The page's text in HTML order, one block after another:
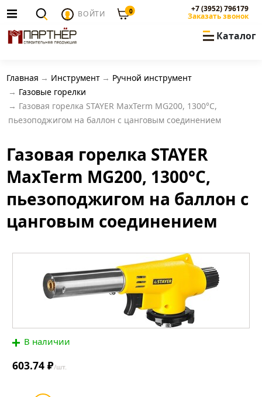
ВОЙТИ 0 +7 (3952) 796179
Заказать звонок
Каталог
Главная Инструмент
Ручной инструмент
Газовые горелки
Газовая горелка STAYER MaxTerm MG200, 1300°C,
пьезоподжигом на баллон с цанговым соединением
Газовая горелка STAYER
MaxTerm MG200, 1300°C,
пьезоподжигом на баллон с
цанговым соединением
В наличии
603.74 ₽/шт.